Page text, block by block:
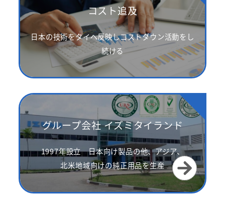
コスト追及
日本の技術をタイへ反映しコストダウン活動をし
続ける
グループ会社 イズミタイランド
1997年設立 日本向け製品の他、アジア、
北米地域向けの純正用品を生産